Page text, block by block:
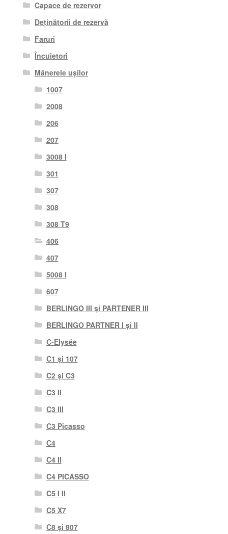
Capace de rezervor
Deținătorii de rezervă
Faruri
Încuietori
Mânerele ușilor
1007
2008
206
207
3008 I
301
307
308
308 T9
406
407
5008 I
607
BERLINGO III și PARTENER III
BERLINGO PARTNER I și II
C-Elysée
C1 și 107
C2 și C3
C3 II
C3 III
C3 Picasso
C4
C4 II
C4 PICASSO
C5 I II
C5 X7
C8 și 807